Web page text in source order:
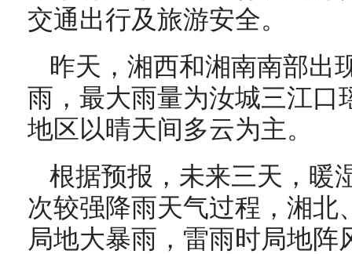
交通出行及旅游安全。
昨天，湘西和湘南南部出
雨，最大雨量为汝城三江口
地区以晴天间多云为主。
根据预报，未来三天，暖
次较强降雨天气过程，湘北
局地大暴雨，雷雨时局地阵